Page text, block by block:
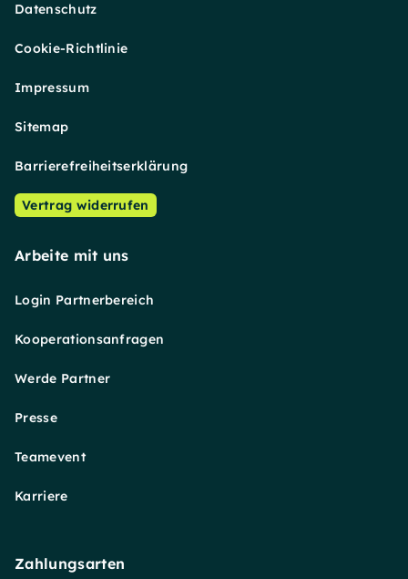
Datenschutz
Cookie-Richtlinie
Impressum
Sitemap
Barrierefreiheitserklärung
Vertrag widerrufen
Arbeite mit uns
Login Partnerbereich
Kooperationsanfragen
Werde Partner
Presse
Teamevent
Karriere
Zahlungsarten